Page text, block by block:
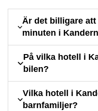
Är det billigare
minuten i
På vilka hotell i
bilen?
Vilka hotell i
barnfamiljer?